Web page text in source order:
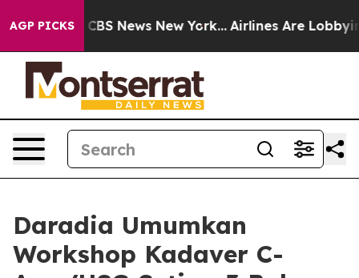
AGP PICKS
was CBS News New York... Airlines Are Lobbying To
Daradia Umumkan
Workshop Kadaver C-